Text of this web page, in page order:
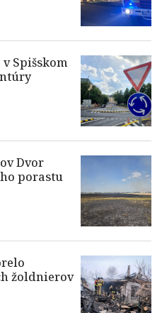
Spišskom
Dvor
porastu
žoldnierov